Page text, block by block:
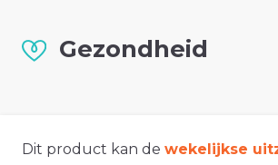
Gezondheid
Dit product kan de wekelijkse